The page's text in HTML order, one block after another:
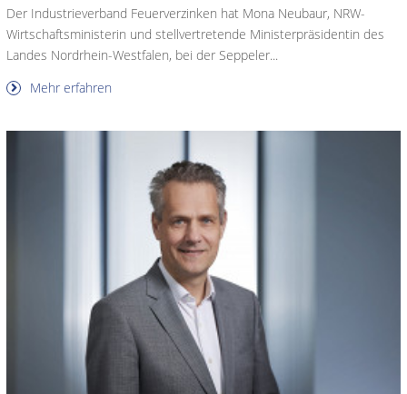
Der Industrieverband Feuerverzinken hat Mona Neubaur, NRW-
Wirtschaftsministerin und stellvertretende Ministerpräsidentin des
Landes Nordrhein-Westfalen, bei der Seppeler...
Mehr erfahren